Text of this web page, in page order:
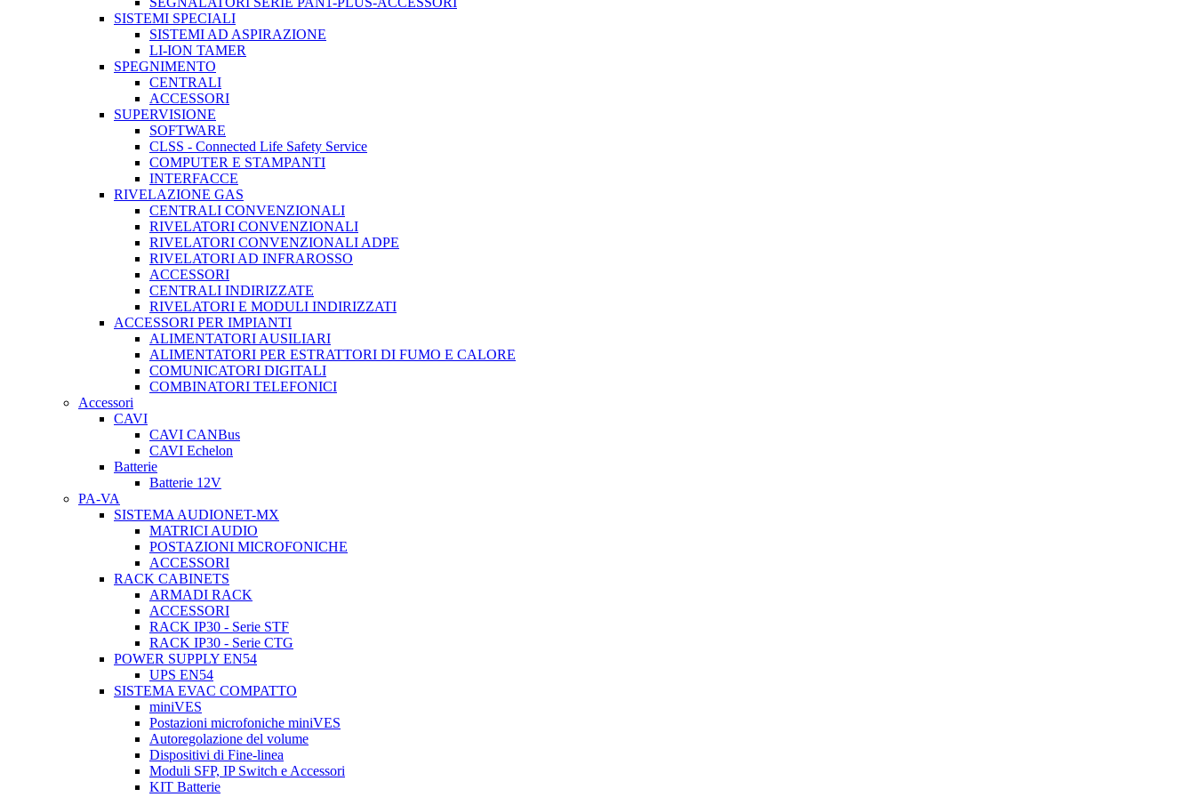
SISTEMI SPECIALI
SISTEMI AD ASPIRAZIONE
LI-ION TAMER
SPEGNIMENTO
CENTRALI
ACCESSORI
SUPERVISIONE
SOFTWARE
CLSS - Connected Life Safety Service
COMPUTER E STAMPANTI
INTERFACCE
RIVELAZIONE GAS
CENTRALI CONVENZIONALI
RIVELATORI CONVENZIONALI
RIVELATORI CONVENZIONALI ADPE
RIVELATORI AD INFRAROSSO
ACCESSORI
CENTRALI INDIRIZZATE
RIVELATORI E MODULI INDIRIZZATI
ACCESSORI PER IMPIANTI
ALIMENTATORI AUSILIARI
ALIMENTATORI PER ESTRATTORI DI FUMO E CALORE
COMUNICATORI DIGITALI
COMBINATORI TELEFONICI
Accessori
CAVI
CAVI CANBus
CAVI Echelon
Batterie
Batterie 12V
PA-VA
SISTEMA AUDIONET-MX
MATRICI AUDIO
POSTAZIONI MICROFONICHE
ACCESSORI
RACK CABINETS
ARMADI RACK
ACCESSORI
RACK IP30 - Serie STF
RACK IP30 - Serie CTG
POWER SUPPLY EN54
UPS EN54
SISTEMA EVAC COMPATTO
miniVES
Postazioni microfoniche miniVES
Autoregolazione del volume
Dispositivi di Fine-linea
Moduli SFP, IP Switch e Accessori
KIT Batterie